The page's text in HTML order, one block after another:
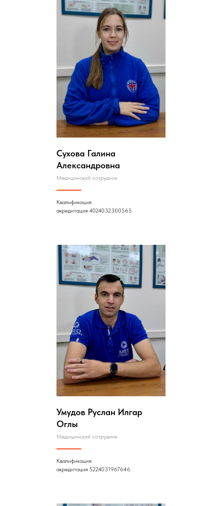
Сухова Галина
Александровна
Медицинский сотрудник
Квалификация:
акредитация 4024032300565
Умудов Руслан Илгар
Оглы
Медицинский сотрудник
Квалификация:
акредитация 5224031967646